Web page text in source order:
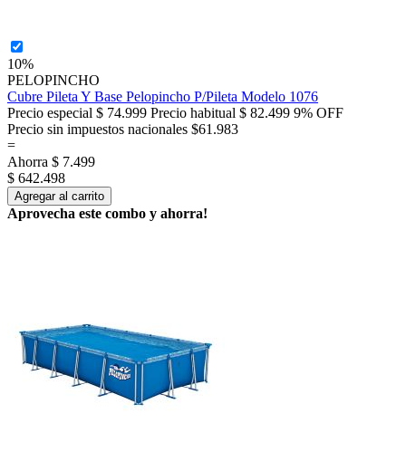
10%
PELOPINCHO
Cubre Pileta Y Base Pelopincho P/Pileta Modelo 1076
Precio especial $ 74.999 Precio habitual $ 82.499 9% OFF
Precio sin impuestos nacionales $61.983
=
Ahorra $ 7.499
$ 642.498
Agregar al carrito
Aprovecha este combo y ahorra!